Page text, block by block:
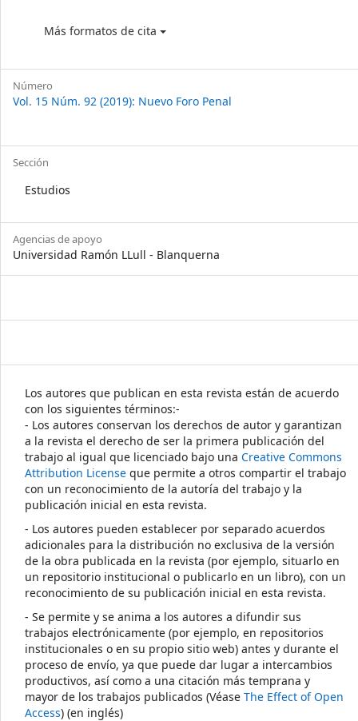
Más formatos de cita
Número
Vol. 15 Núm. 92 (2019): Nuevo Foro Penal
Sección
Estudios
Agencias de apoyo
Universidad Ramón LLull - Blanquerna
Los autores que publican en esta revista están de acuerdo
con los siguientes términos:-
- Los autores conservan los derechos de autor y garantizan
a la revista el derecho de ser la primera publicación del
trabajo al igual que licenciado bajo una Creative Commons
Attribution License que permite a otros compartir el trabajo
con un reconocimiento de la autoría del trabajo y la
publicación inicial en esta revista.
- Los autores pueden establecer por separado acuerdos
adicionales para la distribución no exclusiva de la versión
de la obra publicada en la revista (por ejemplo, situarlo en
un repositorio institucional o publicarlo en un libro), con un
reconocimiento de su publicación inicial en esta revista.
- Se permite y se anima a los autores a difundir sus
trabajos electrónicamente (por ejemplo, en repositorios
institucionales o en su propio sitio web) antes y durante el
proceso de envío, ya que puede dar lugar a intercambios
productivos, así como a una citación más temprana y
mayor de los trabajos publicados (Véase The Effect of Open
Access) (en inglés)